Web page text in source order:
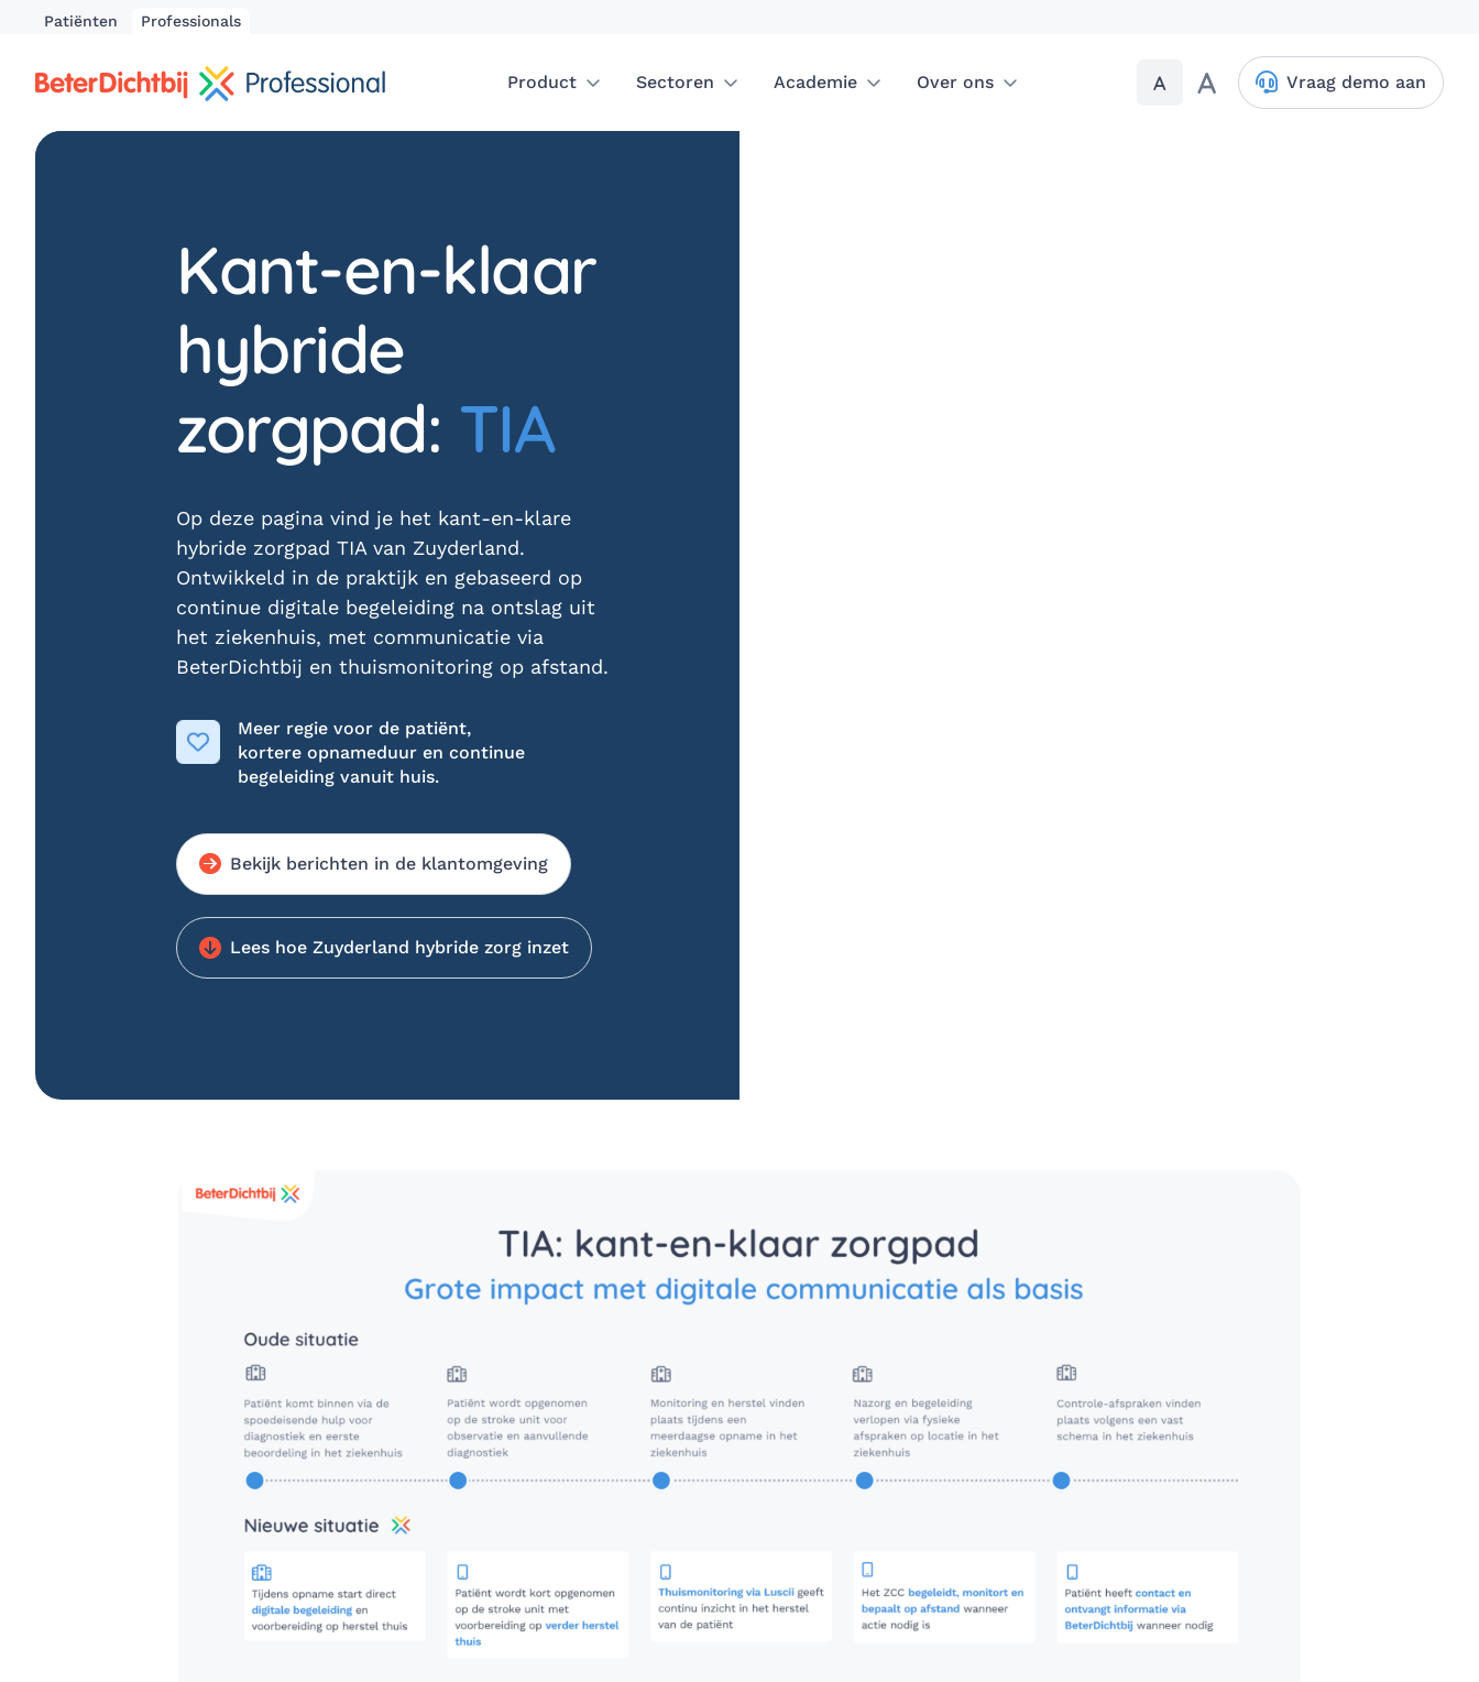
Patiënten Professionals
Product Sectoren Academie Over ons A A Vraag demo aan
Kant-en-klaar
hybride
zorgpad: TIA
Op deze pagina vind je het kant-en-klare
hybride zorgpad TIA van Zuyderland.
Ontwikkeld in de praktijk en gebaseerd op
continue digitale begeleiding na ontslag uit
het ziekenhuis, met communicatie via
BeterDichtbij en thuismonitoring op afstand.
Meer regie voor de patiënt,
kortere opnameduur en continue
begeleiding vanuit huis.
Bekijk berichten in de klantomgeving
Lees hoe Zuyderland hybride zorg inzet